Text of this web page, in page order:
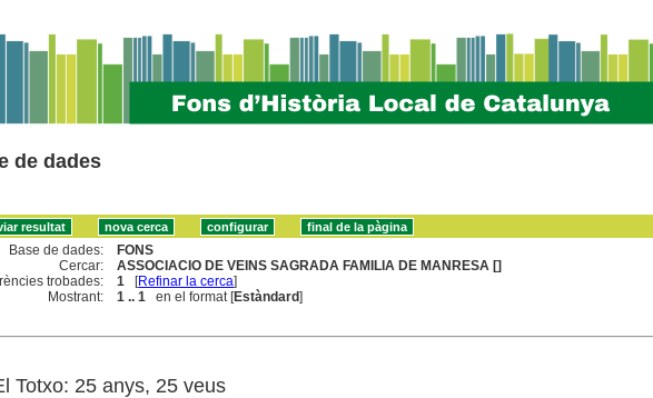
de dades
Base de dades:
FONS
Cercar:
ASSOCIACIO DE VEINS SAGRADA FAMILIA DE MANRESA []
trobades:
1 [Refinar la cerca]
Mostrant:
1 .. 1 en el format [Estàndard]
Totxo: 25 anys, 25 veus